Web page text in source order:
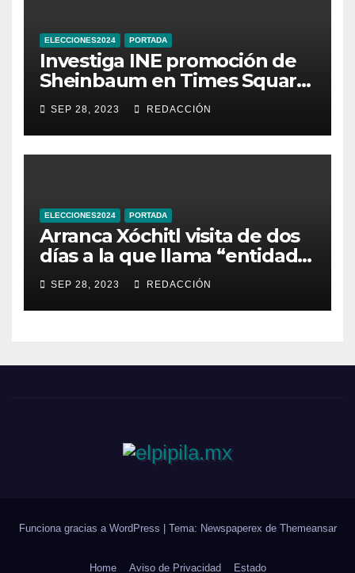
ELECCIONES2024 PORTADA
Investiga INE promoción de
Sheinbaum en Times Square
de Nueva York
SEP 28, 2023 REDACCIÓN
ELECCIONES2024 PORTADA
Arranca Xóchitl visita de dos
días a la que llama “entidad
33” de México
SEP 28, 2023 REDACCIÓN
Funciona gracias a WordPress Tema: Newspaperex de Themeansar
Home Aviso de Privacidad Estado